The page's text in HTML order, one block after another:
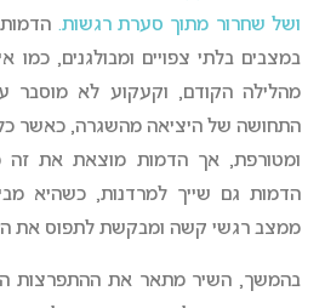
ושל שחרור מתוך סערת רגשות.
במצבים בלתי צפויים ומבולגנים, כמו
מהלילה הקודם, וקעקוע לא מוסבר
התחושה של היציאה מהשגרה, כאשר כל
ומטורפת, אך הדמות מוצאת את זה
הדמות גם שייך למרדנות, כשהיא
ממצב רגשי קשה ומבקשת לתפוס את
בהמשך, השיר מתאר את ההתפרצות